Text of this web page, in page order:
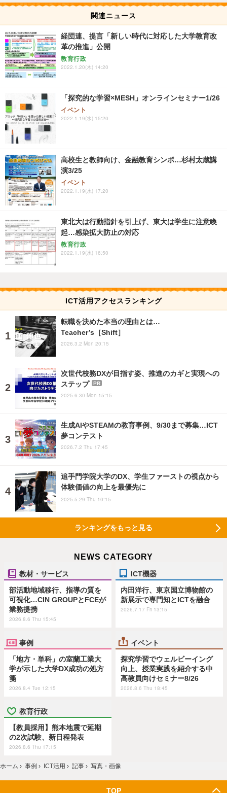
関連ニュース
経団連、提言「新しい時代に対応した大学教育改
革の推進」公開
教育行政
2022.1.20(木) 14:20
「探究的な学習×MESH」オンラインセミナー1/26
イベント
2022.1.19(水) 15:20
高校生と教師向け、金融教育シンポ…杉村太蔵講
演3/25
イベント
2022.1.19(水) 17:20
東北大は行動指針を引上げ、東大は学生に注意喚
起…感染拡大防止の対応
教育行政
2022.1.19(水) 16:50
ICT活用アクセスランキング
転職を決めた本当の理由とは…
Teacher’s［Shift］
2026.3.2 Mon 20:15
次世代校務DXが目指す姿、推進のカギと実現への
ステップ
PR
2025.6.30 Mon 15:15
生成AIやSTEAMの教育事例、9/30まで募集…ICT
夢コンテスト
2026.7.2 Thu 17:45
追手門学院大学のDX、学生ファーストの視点から
体験価値の向上を最優先に
2025.5.29 Thu 10:15
ランキングをもっと見る
NEWS CATEGORY
教材・サービス
部活動地域移行、指導の質を
可視化…CIN GROUPとFCEが
業務提携
2026.8.6 Thu 15:45
ICT機器
内田洋行、東京国立博物館の
新展示で専門知とICTを融合
2026.7.17 Fri 13:15
事例
「地方・単科」の室蘭工業大
学が示した大学DX成功の処方
箋
2026.8.4 Tue 12:15
イベント
探究学習でウェルビーイング
向上、授業実践を紹介する中
高教員向けセミナー8/26
2026.8.6 Thu 18:45
教育行政
【教員採用】熊本地震で延期
の2次試験、新日程発表
2026.8.6 Thu 17:15
ホーム › 事例 › ICT活用 › 記事 › 写真・画像
TOP